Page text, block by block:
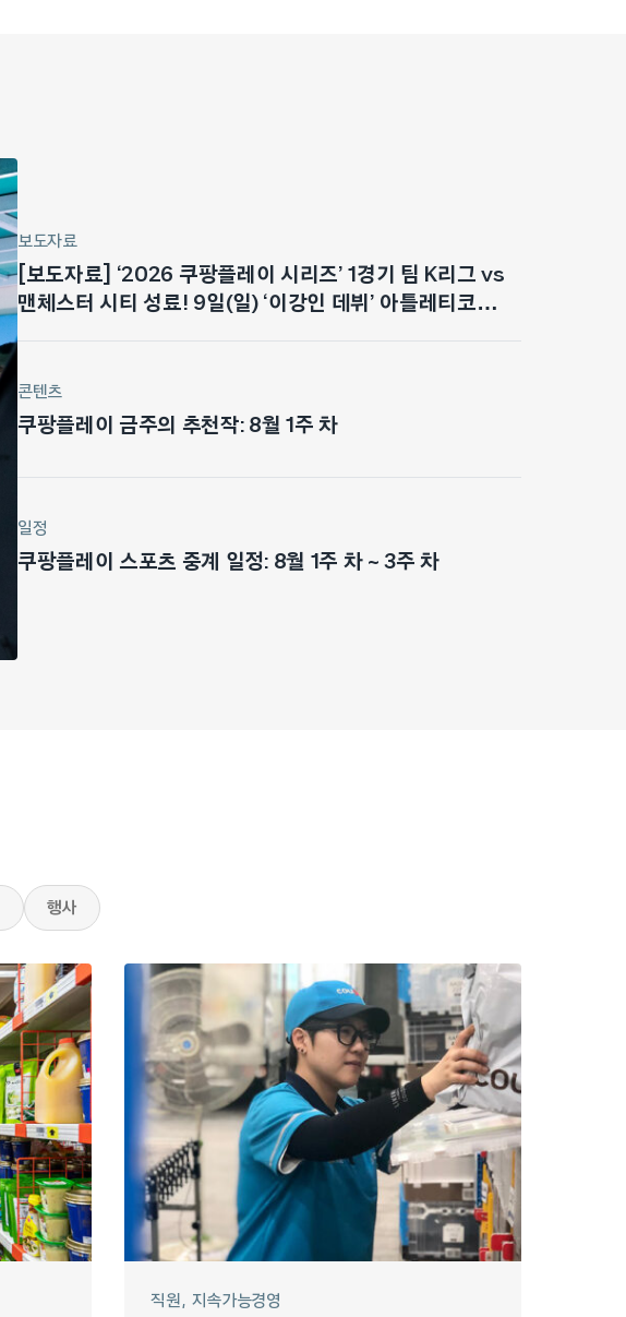
보도자료
[보도자료] ‘2026 쿠팡플레이 시리즈’ 1경기 팀 K리그 vs
맨체스터 시티 성료! 9일(일) ‘이강인 데뷔’ 아틀레티코
콘텐츠
쿠팡플레이 금주의 추천작: 8월 1주 차
일정
쿠팡플레이 스포츠 중계 일정: 8월 1주 차 ~ 3주 차
행사
직원 지속가능경영